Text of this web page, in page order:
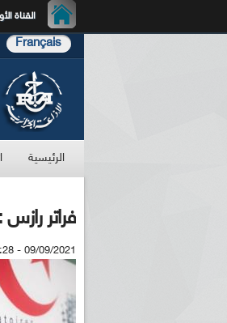
القناة
Français
الرئيسية
فراتر رازس : تصنيع 15 مليون جرعة من
09/09/2021 - 16:28